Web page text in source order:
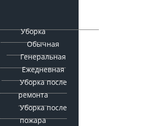
Уборка
Обычная
Генеральная
Ежедневная
Уборка после
ремонта
Уборка после
пожара